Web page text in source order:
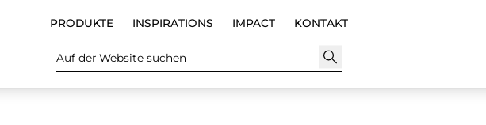
PRODUKTE INSPIRATIONS IMPACT KONTAKT
Auf der Website suchen